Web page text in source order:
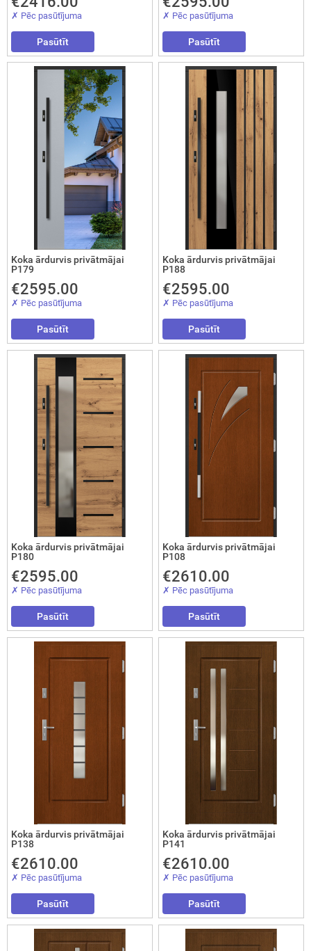
✗ Pēc pasūtījuma
Pasūtīt
✗ Pēc pasūtījuma
Pasūtīt
Koka ārdurvis privātmājai
P179
€2595.00
✗ Pēc pasūtījuma
Pasūtīt
Koka ārdurvis privātmājai
P188
€2595.00
✗ Pēc pasūtījuma
Pasūtīt
Koka ārdurvis privātmājai
P180
€2595.00
✗ Pēc pasūtījuma
Pasūtīt
Koka ārdurvis privātmājai
P108
€2610.00
✗ Pēc pasūtījuma
Pasūtīt
Koka ārdurvis privātmājai
P138
€2610.00
✗ Pēc pasūtījuma
Pasūtīt
Koka ārdurvis privātmājai
P141
€2610.00
✗ Pēc pasūtījuma
Pasūtīt
durvis (durvis-grāmatiņa)
Interesē
durvis
mājai
dzīvoklim
Aizvērt!